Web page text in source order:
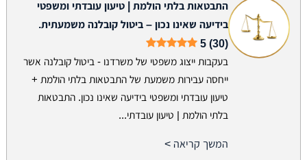
התבטאות בלתי הולמת | טיעון עובדתי ומשפטי
בידיעה שאינו נכון – ביטול קובלנה משמעתית.
5 (30)
בעקבות ייצוג משפטי של משרדנו - ביטול קובלנה אשר
ייחסה עבירות משמעת של התבטאות בלתי הולמת +
טיעון עובדתי ומשפטי בידיעה שאינו נכון. התבטאות
בלתי הולמת | טיעון עובדתי...
המשך קריאה >